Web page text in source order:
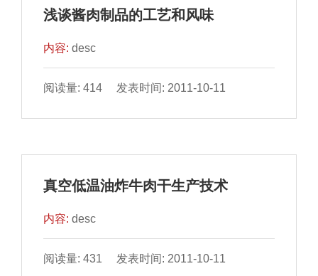
浅谈酱肉制品的工艺和风味
内容:desc
阅读量: 414 发表时间: 2011-10-11
真空低温油炸牛肉干生产技术
内容:desc
阅读量: 431 发表时间: 2011-10-11